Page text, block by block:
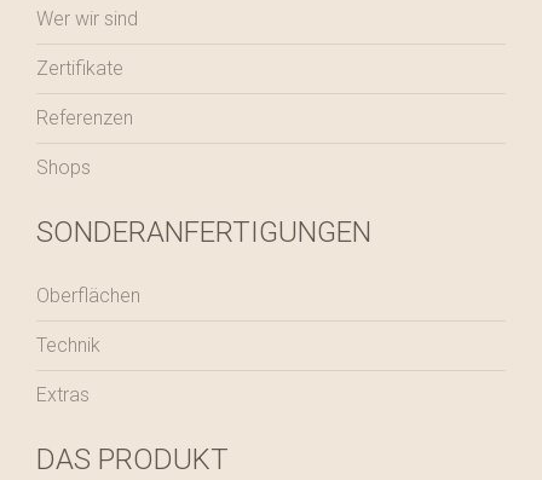
Wer wir sind
Zertifikate
Referenzen
Shops
SONDERANFERTIGUNGEN
Oberflächen
Technik
Extras
DAS PRODUKT